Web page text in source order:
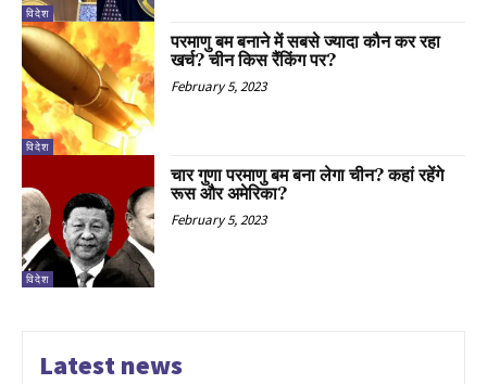
विदेश
विदेश
परमाणु बम बनाने में सबसे ज्यादा कौन कर रहा
खर्च? चीन किस रैंकिंग पर?
February 5, 2023
विदेश
चार गुणा परमाणु बम बना लेगा चीन? कहां रहेंगे
रूस और अमेरिका?
February 5, 2023
Latest news